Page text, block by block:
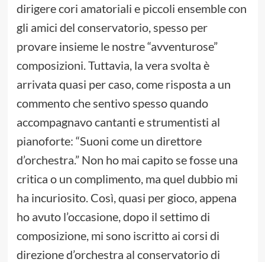
dirigere cori amatoriali e piccoli ensemble con
gli amici del conservatorio, spesso per
provare insieme le nostre “avventurose”
composizioni. Tuttavia, la vera svolta è
arrivata quasi per caso, come risposta a un
commento che sentivo spesso quando
accompagnavo cantanti e strumentisti al
pianoforte: “Suoni come un direttore
d’orchestra.” Non ho mai capito se fosse una
critica o un complimento, ma quel dubbio mi
ha incuriosito. Così, quasi per gioco, appena
ho avuto l’occasione, dopo il settimo di
composizione, mi sono iscritto ai corsi di
direzione d’orchestra al conservatorio di